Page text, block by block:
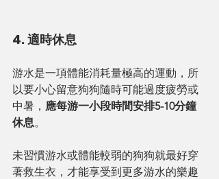
4. 適時休息
游水是一項體能消耗量極高的運動，所
以要小心留意狗狗隨時可能過度疲勞或
中暑， 應每游一小段時間安排5-10分鐘
休息。
未習慣游水或體能較弱的狗狗就最好穿
著救生衣，才能享受到更多游水的樂趣